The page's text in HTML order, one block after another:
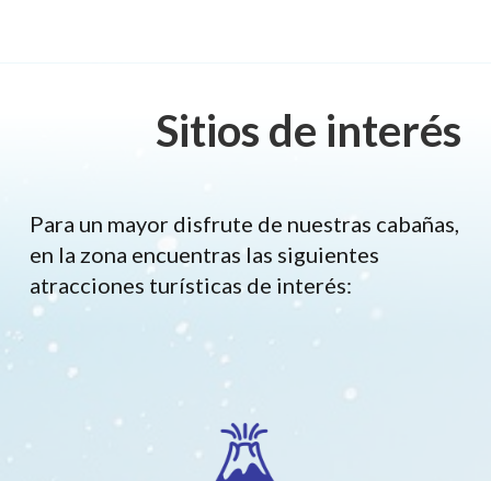
Sitios de interés
Para un mayor disfrute de nuestras cabañas,
en la zona encuentras las siguientes
atracciones turísticas de interés: